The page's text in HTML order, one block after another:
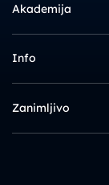
Akademija
Info
Zanimljivo